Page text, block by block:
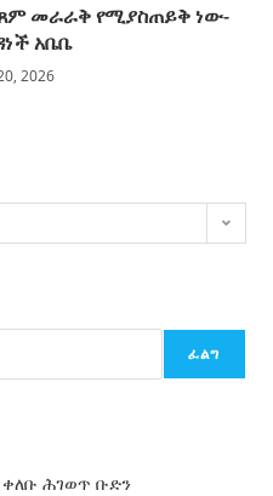
መራራቅ የሚያስጠይቅ ነው-
አቤቤ
2026
ፈልግ
ቀለቡ ሕገወጥ ቡድን